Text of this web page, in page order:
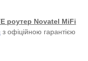
роутер Novatel MiFi
з офіційною гарантією